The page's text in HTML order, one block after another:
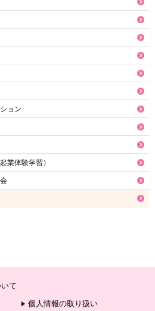
ョン
業体験学習）
て
個人情報の取り扱い